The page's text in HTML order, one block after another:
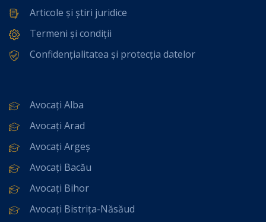
Articole și știri juridice
Termeni și condiții
Confidențialitatea și protecția datelor
Avocați Alba
Avocați Arad
Avocați Argeș
Avocați Bacău
Avocați Bihor
Avocați Bistrița-Năsăud